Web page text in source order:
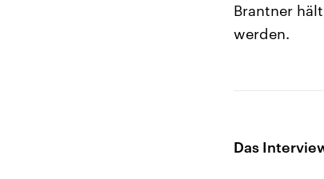
Brantner
werden.
Das